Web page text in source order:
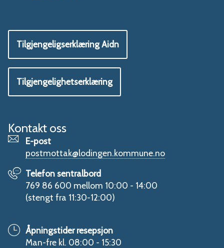
Tilgjengeligserklæring Aidn
Tilgjengelighetserklæring
Kontakt oss
E-post
postmottak@lodingen.kommune.no
Telefon sentralbord
769 86 600 mellom 10:00 - 14:00
(stengt fra 11:30-12:00)
Åpningstider resepsjon
Man-fre kl. 08:00 - 15:30